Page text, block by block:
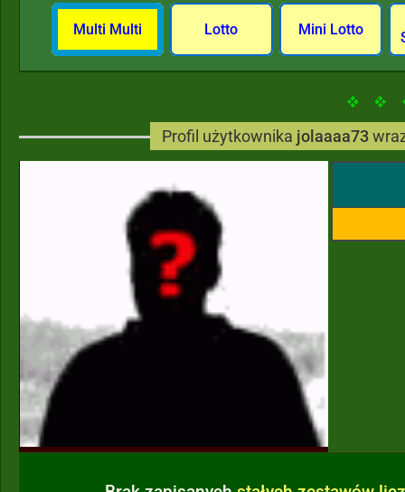
Multi Multi Lotto Mini Lotto
Profil użytkownika jolaaaa73